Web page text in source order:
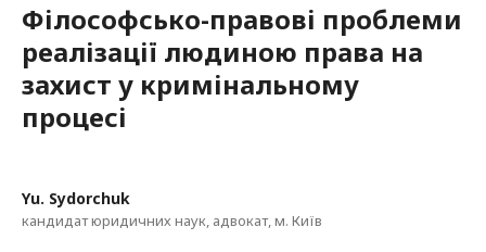
Філософсько-правові проблеми
реалізації людиною права на
захист у кримінальному
процесі
Yu. Sydorchuk
кандидат юридичних наук, адвокат, м. Київ